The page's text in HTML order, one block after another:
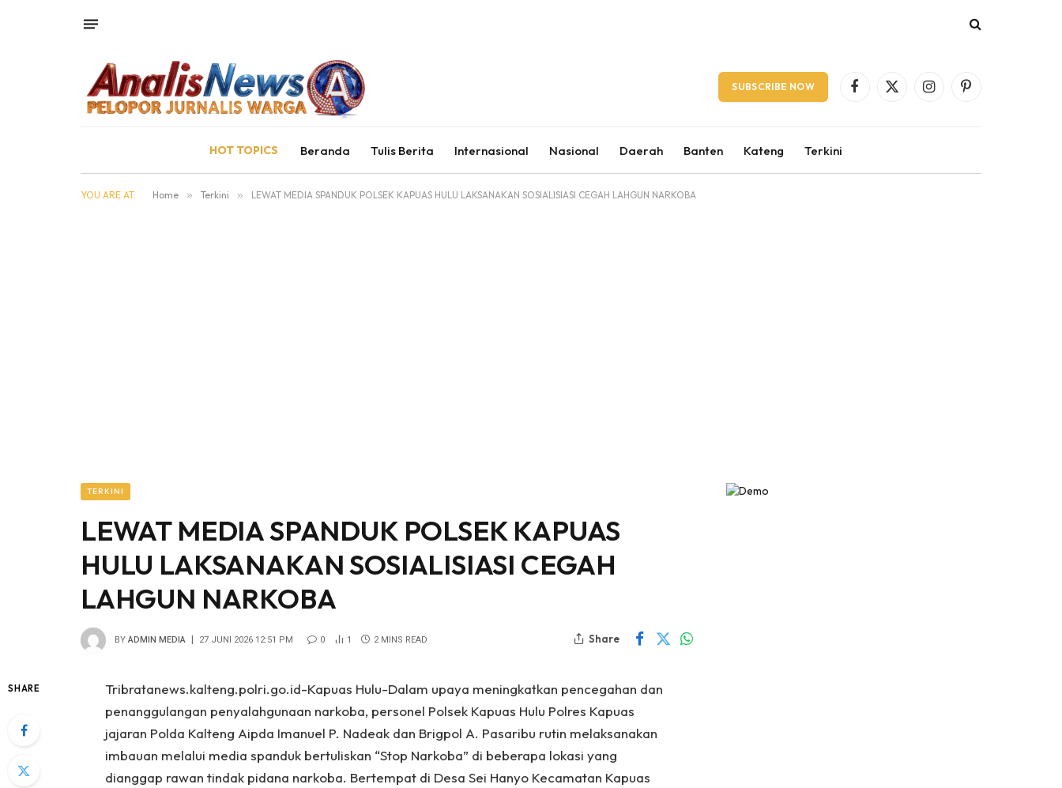
SUBSCRIBE NOW Facebook
X
InstagramPinterest
HOT TOPICS Beranda Tulis Berita Internasional Nasional Daerah Banten Kateng Terkini
YOU ARE AT: Home » Terkini » LEWAT MEDIA SPANDUK POLSEK KAPUAS HULU LAKSANAKAN SOSIALISIASI CEGAH LAHGUN NARKOBA
TERKINI
LEWAT MEDIA SPANDUK POLSEK KAPUAS
HULU LAKSANAKAN SOSIALISIASI CEGAH
LAHGUN NARKOBA
BY ADMIN MEDIA 27 JUNI 2026 12:51 PM 0 1 2 MINS READ Share
SHARE
Tribratanews.kalteng.polri.go.id-Kapuas Hulu-Dalam upaya meningkatkan pencegahan dan
penanggulangan penyalahgunaan narkoba, personel Polsek Kapuas Hulu Polres Kapuas
jajaran Polda Kalteng Aipda Imanuel P. Nadeak dan Brigpol A. Pasaribu rutin melaksanakan
imbauan melalui media spanduk bertuliskan “Stop Narkoba” di beberapa lokasi yang
dianggap rawan tindak pidana narkoba. Bertempat di Desa Sei Hanyo Kecamatan Kapuas